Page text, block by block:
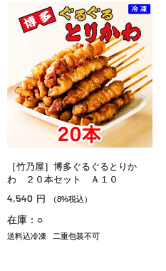
［竹乃屋］博多ぐるぐるとりか
わ ２０本セット Ａ１０
4,540 円 （8%税込）
在庫：○
送料込冷凍 二重包装不可